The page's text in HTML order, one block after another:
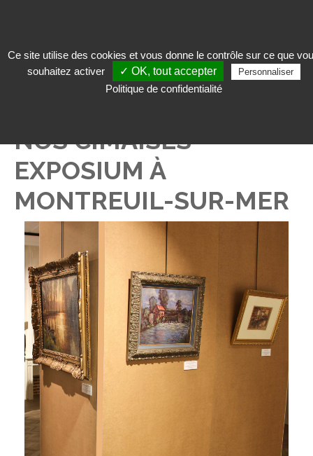
Actualités > Nos Cimaises Exposium à Montreuil-sur-
NOS CIMAISES
EXPOSIUM À
MONTREUIL-SUR-MER
Ce site utilise des cookies et vous donne le contrôle sur ce que
souhaitez activer
✓ OK, tout accepter Personnaliser
Politique de confidentialité